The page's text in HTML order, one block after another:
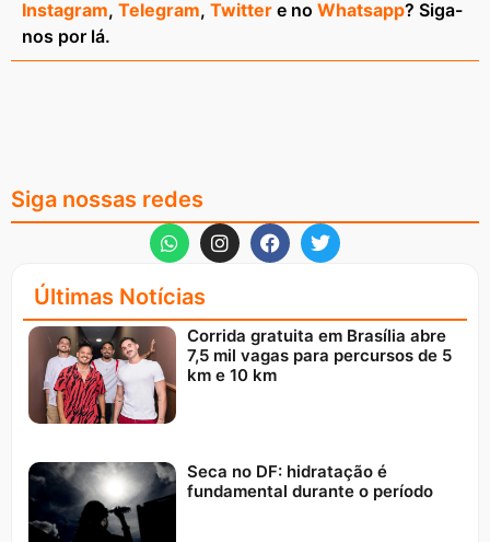
Instagram, Telegram, Twitter e no Whatsapp? Siga-
nos por lá.
Siga nossas redes
Últimas Notícias
Corrida gratuita em Brasília abre
7,5 mil vagas para percursos de 5
km e 10 km
Seca no DF: hidratação é
fundamental durante o período